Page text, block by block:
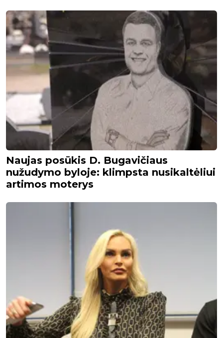
Naujas posūkis D. Bugavičiaus
nužudymo byloje: klimpsta nusikaltėliui
artimos moterys